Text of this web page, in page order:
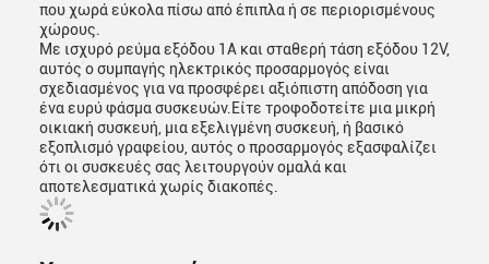
που χωρά εύκολα πίσω από έπιπλα ή σε περιορισμένους
χώρους.
Με ισχυρό ρεύμα εξόδου 1A και σταθερή τάση εξόδου 12V,
αυτός ο συμπαγής ηλεκτρικός προσαρμογός είναι
σχεδιασμένος για να προσφέρει αξιόπιστη απόδοση για
ένα ευρύ φάσμα συσκευών.Είτε τροφοδοτείτε μια μικρή
οικιακή συσκευή, μια εξελιγμένη συσκευή, ή βασικό
εξοπλισμό γραφείου, αυτός ο προσαρμογός εξασφαλίζει
ότι οι συσκευές σας λειτουργούν ομαλά και
αποτελεσματικά χωρίς διακοπές.